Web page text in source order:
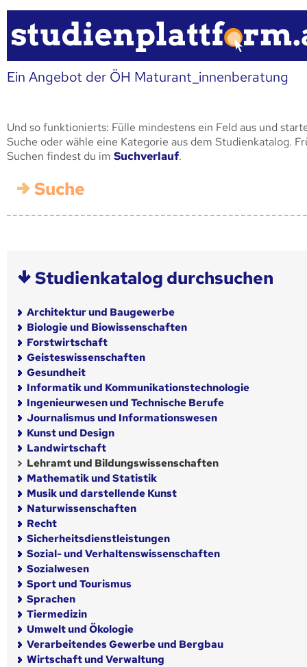
Ein Angebot der ÖH Maturant_innenberatung
Und so funktionierts: Fülle mindestens ein Feld aus und
Suche oder wähle eine Kategorie aus dem Studienkatalog.
Suchen findest du im Suchverlauf.
Suche
Studienkatalog durchsuchen
Architektur und Baugewerbe
Biologie und Biowissenschaften
Forstwirtschaft
Geisteswissenschaften
Gesundheit
Informatik und Kommunikationstechnologie
Ingenieurwesen und Technische Berufe
Journalismus und Informationswesen
Kunst und Design
Landwirtschaft
Lehramt und Bildungswissenschaften
Mathematik und Statistik
Musik und darstellende Kunst
Naturwissenschaften
Recht
Sicherheitsdienstleistungen
Sozial- und Verhaltenswissenschaften
Sozialwesen
Sport und Tourismus
Sprachen
Tiermedizin
Umwelt und Ökologie
Verarbeitendes Gewerbe und Bergbau
Wirtschaft und Verwaltung